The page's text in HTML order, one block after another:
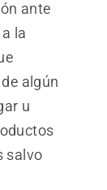
ante
la
algún
u
salvo